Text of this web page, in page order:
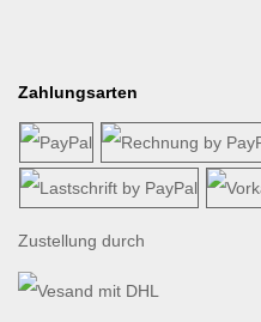
Zahlungsarten
Zustellung durch